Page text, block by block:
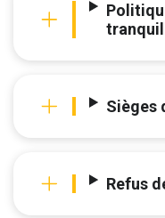
Sièges
Refus